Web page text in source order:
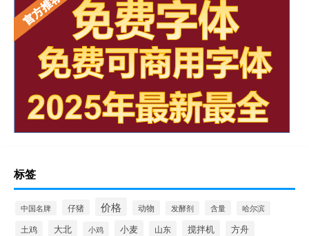
标签
中国名牌 仔猪 价格 动物 发酵剂 含量 哈尔滨
土鸡 大北 小鸡 小麦 山东 搅拌机 方舟